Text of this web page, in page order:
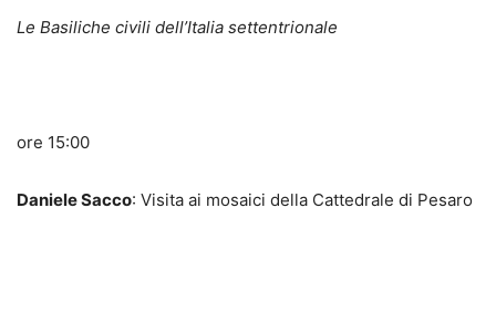
Le Basiliche civili dell’Italia settentrionale
ore 15:00
Daniele Sacco: Visita ai mosaici della Cattedrale di Pesaro